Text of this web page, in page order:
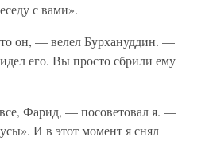
с вами».
он, — велел Бурхануддин. —
его. Вы просто сбрили ему
Фарид, — посоветовал я. —
И в этот момент я снял